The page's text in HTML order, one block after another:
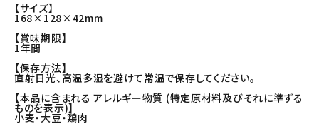
【サイズ】
168×128×42mm
【賞味期限】
1年間
【保存方法】
直射日光、高温多湿を避けて常温で保存してください。
【本品に含まれる アレルギー物質 (特定原材料及びそれに準ずる
ものを表示)】
小麦・大豆・鶏肉